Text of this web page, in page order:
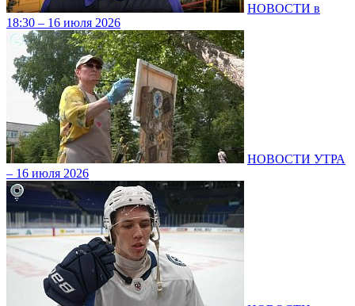
НОВОСТИ в
18:30 – 16 июля 2026
НОВОСТИ УТРА
– 16 июля 2026